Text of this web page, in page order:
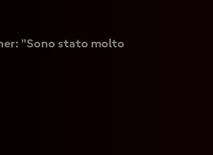
"Sono stato molto